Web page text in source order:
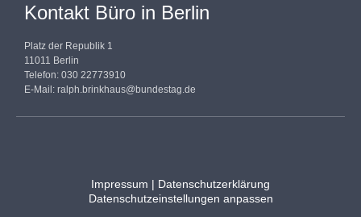
Kontakt Büro in Berlin
Platz der Republik 1
11011 Berlin
Telefon: 030 22773910
E-Mail: ralph.brinkhaus@bundestag.de
Impressum | Datenschutzerklärung
Datenschutzeinstellungen anpassen